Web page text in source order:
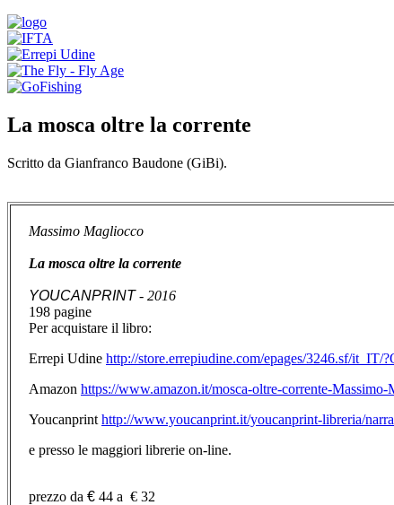
La mosca oltre la corrente
Scritto da Gianfranco Baudone (GiBi).
Massimo Magliocco
La mosca oltre la corrente
YOUCANPRINT- 2016
198 pagine
Per acquistare il libro:
Errepi Udine http://store.errepiudine.com/epages/3246.sf/it_IT/
Amazon https://www.amazon.it/mosca-oltre-corrente-
Youcanprint http://www.youcanprint.it/youcanprint-libreria/
e presso le maggiori librerie on-line.
prezzo da € 44 a € 32